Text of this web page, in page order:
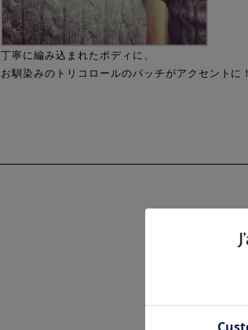
丁寧に編み込まれたボディに、
お馴染みのトリコロールのパッチがアクセントに！